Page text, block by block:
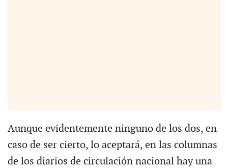
Aunque evidentemente ninguno de los dos, en
caso de ser cierto, lo aceptará, en las columnas
de los diarios de circulación nacional hay una